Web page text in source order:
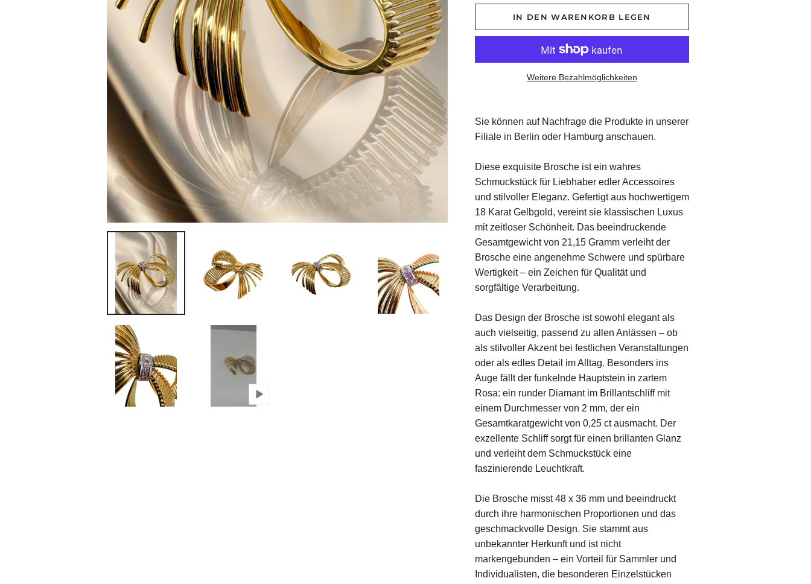
IN DEN WARENKORB LEGEN
Weitere Bezahlmöglichkeiten
Sie können auf Nachfrage die Produkte in unserer
Filiale in Berlin oder Hamburg anschauen.
Diese exquisite Brosche ist ein wahres
Schmuckstück für Liebhaber edler Accessoires
und stilvoller Eleganz. Gefertigt aus hochwertigem
18 Karat Gelbgold, vereint sie klassischen Luxus
mit zeitloser Schönheit. Das beeindruckende
Gesamtgewicht von 21,15 Gramm verleiht der
Brosche eine angenehme Schwere und spürbare
Wertigkeit – ein Zeichen für Qualität und
sorgfältige Verarbeitung.
Das Design der Brosche ist sowohl elegant als
auch vielseitig, passend zu allen Anlässen – ob
als stilvoller Akzent bei festlichen Veranstaltungen
oder als edles Detail im Alltag. Besonders ins
Auge fällt der funkelnde Hauptstein in zartem
Rosa: ein runder Diamant im Brillantschliff mit
einem Durchmesser von 2 mm, der ein
Gesamtkaratgewicht von 0,25 ct ausmacht. Der
exzellente Schliff sorgt für einen brillanten Glanz
und verleiht dem Schmuckstück eine
faszinierende Leuchtkraft.
Die Brosche misst 48 x 36 mm und beeindruckt
durch ihre harmonischen Proportionen und das
geschmackvolle Design. Sie stammt aus
unbekannter Herkunft und ist nicht
markengebunden – ein Vorteil für Sammler und
Individualisten, die besonderen Einzelstücken